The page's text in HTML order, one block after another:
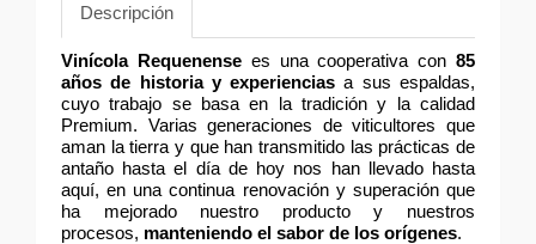
Descripción
Vinícola Requenense es una cooperativa con85
años de historia y experiencias a sus espaldas,
cuyo trabajo se basa en la tradición y la calidad
Premium. Varias generaciones de viticultores que
aman la tierra y que han transmitido las prácticas de
antaño hasta el día de hoy nos han llevado hasta
aquí, en una continua renovación y superación que
ha mejorado nuestro producto y nuestros
procesos, manteniendo el sabor de los orígenes.